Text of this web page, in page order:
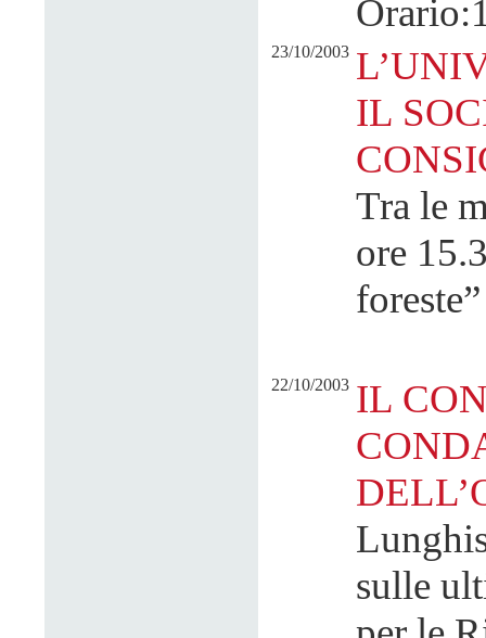
23/10/2003
IL
Tra le
ore
foreste”
22/10/2003 IL
sulle